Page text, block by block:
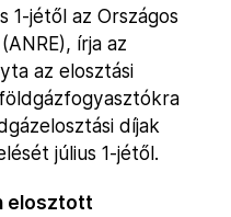
1-jétől az Országos
írja az
az elosztási
díjak
július 1-jétől.
elosztott